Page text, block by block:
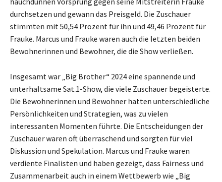
durchsetzen und gewann das Preisgeld. Die Zuschauer
stimmten mit 50,54 Prozent für ihn und 49,46 Prozent für
Frauke. Marcus und Frauke waren auch die letzten beiden
Bewohnerinnen und Bewohner, die die Show verließen.
Insgesamt war „Big Brother“ 2024 eine spannende und
unterhaltsame Sat.1-Show, die viele Zuschauer begeisterte.
Die Bewohnerinnen und Bewohner hatten unterschiedliche
Persönlichkeiten und Strategien, was zu vielen
interessanten Momenten führte. Die Entscheidungen der
Zuschauer waren oft überraschend und sorgten für viel
Diskussion und Spekulation. Marcus und Frauke waren
verdiente Finalisten und haben gezeigt, dass Fairness und
Zusammenarbeit auch in einem Wettbewerb wie „Big